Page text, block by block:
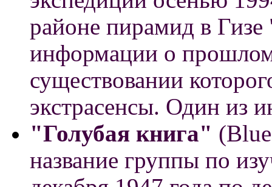
районе пирамид в Гизе
информации о
существовании
экстрасенсы. Один из
"Голубая книга"
название группы по